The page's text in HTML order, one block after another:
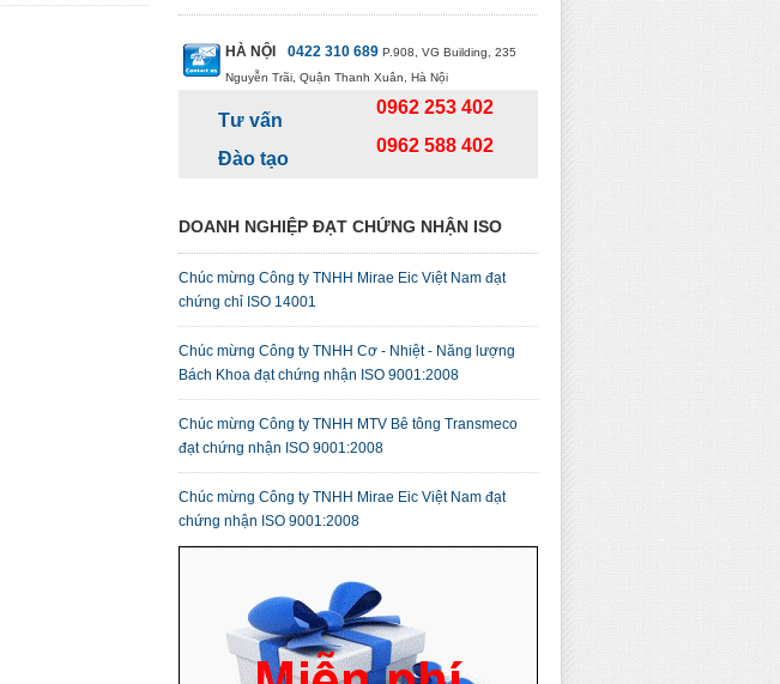
HÀ NỘI 0422 310 689 P.908, VG Building, 235
Nguyễn Trãi, Quận Thanh Xuân, Hà Nội
Tư vấn
0962 253 402
Đào tạo
0962 588 402
DOANH NGHIỆP ĐẠT CHỨNG NHẬN ISO
Chúc mừng Công ty TNHH Mirae Eic Việt Nam đạt
chứng chỉ ISO 14001
Chúc mừng Công ty TNHH Cơ - Nhiệt - Năng lượng
Bách Khoa đạt chứng nhận ISO 9001:2008
Chúc mừng Công ty TNHH MTV Bê tông Transmeco
đạt chứng nhận ISO 9001:2008
Chúc mừng Công ty TNHH Mirae Eic Việt Nam đạt
chứng nhận ISO 9001:2008